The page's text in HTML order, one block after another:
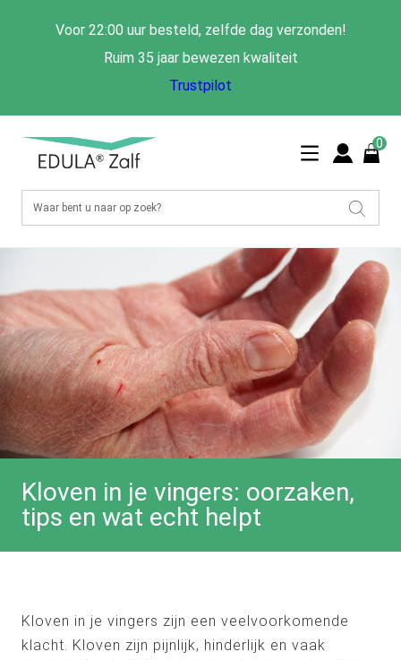
Voor 22:00 uur besteld, zelfde dag verzonden!
Ruim 35 jaar bewezen kwaliteit
Trustpilot
0
Kloven in je vingers: oorzaken,
tips en wat echt helpt
Kloven in je vingers zijn een veelvoorkomende
klacht. Kloven zijn pijnlijk, hinderlijk en vaak